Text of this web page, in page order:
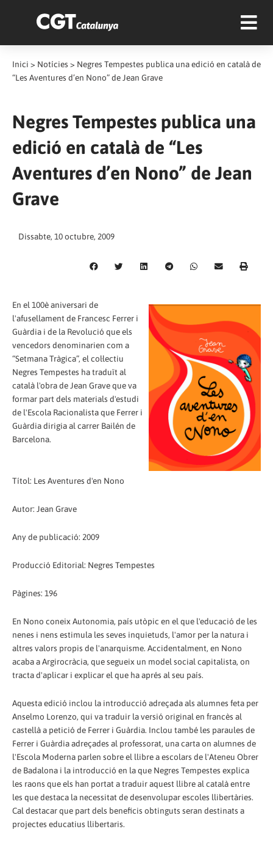
Inici > Notícies > Negres Tempestes publica una edició en català de
“Les Aventures d’en Nono” de Jean Grave
Negres Tempestes publica una
edició en català de “Les
Aventures d’en Nono” de Jean
Grave
Dissabte, 10 octubre, 2009
En el 100è aniversari de
l'afusellament de Francesc Ferrer i
Guàrdia i de la Revolució que els
vencedors denominarien com a
“Setmana Tràgica”, el col·lectiu
Negres Tempestes ha traduït al
català l'obra de Jean Grave que va
formar part dels materials d'estudi
de l'Escola Racionalista que Ferrer i
Guàrdia dirigia al carrer Bailén de
Barcelona.
Títol: Les Aventures d'en Nono
Autor: Jean Grave
Any de publicació: 2009
Producció Editorial: Negres Tempestes
Pàgines: 196
En Nono coneix Autonomia, país utòpic en el que l'educació de les
nenes i nens estimula les seves inquietuds, l'amor per la natura i
altres valors propis de l'anarquisme. Accidentalment, en Nono
acaba a Argirocràcia, que segueix un model social capitalista, on
tracta d'aplicar i explicar el que ha aprés al seu país.
Aquesta edició inclou la introducció adreçada als alumnes feta per
Anselmo Lorenzo, qui va traduir la versió original en francès al
castellà a petició de Ferrer i Guàrdia. Inclou també les paraules de
Ferrer i Guàrdia adreçades al professorat, una carta on alumnes de
l'Escola Moderna parlen sobre el llibre a escolars de l'Ateneu Obrer
de Badalona i la introducció en la que Negres Tempestes explica
les raons que els han portat a traduir aquest llibre al català entre
les que destaca la necessitat de desenvolupar escoles llibertàries.
Cal destacar que part dels beneficis obtinguts seran destinats a
projectes educatius llibertaris.